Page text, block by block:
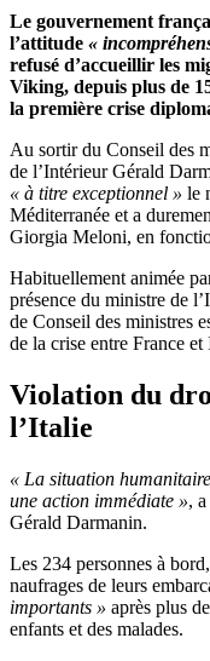
Le gouvernement
l’attitude «
refusé d’accueillir les
Viking, depuis plus de
la première crise
Au sortir du Conseil des
de l’Intérieur Gérald
« à titre exceptionnel » le
Méditerranée et a
Giorgia Meloni, en
Habituellement animée
présence du ministre de
de Conseil des ministres
de la crise entre France et
Violation du
l’Italie
« La situation
une action immédiate »,
Gérald Darmanin.
Les 234 personnes à
naufrages de leurs
importants » après plus
enfants et des malades.